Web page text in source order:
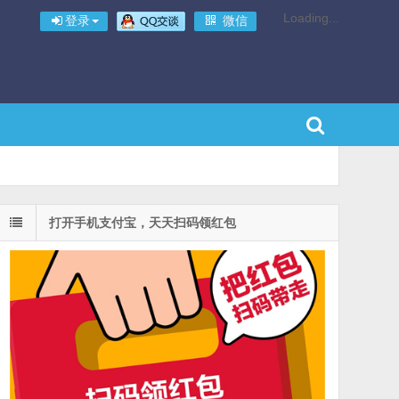
登录 微信 Loading...
打开手机支付宝，天天扫码领红包